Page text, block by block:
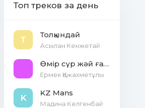
Топ треков за день
Т
Толқындай
Асылан Кенжетай
Өмір сүр жәй ғана
Ермек Қожахметұлы
K
KZ Mans
Мадина Келгенбай